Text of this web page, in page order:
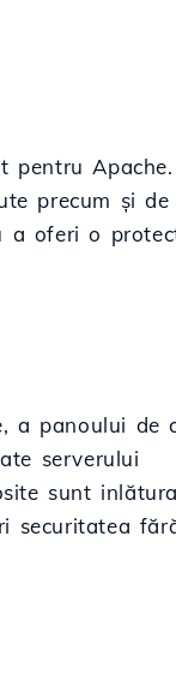
pentru
precum și de
a oferi o
a panoului de
serverului
sunt
securitatea